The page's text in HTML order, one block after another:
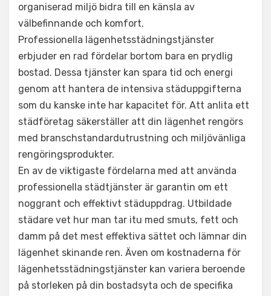
organiserad miljö bidra till en känsla av
välbefinnande och komfort.
Professionella lägenhetsstädningstjänster
erbjuder en rad fördelar bortom bara en prydlig
bostad. Dessa tjänster kan spara tid och energi
genom att hantera de intensiva städuppgifterna
som du kanske inte har kapacitet för. Att anlita ett
städföretag säkerställer att din lägenhet rengörs
med branschstandardutrustning och miljövänliga
rengöringsprodukter.
En av de viktigaste fördelarna med att använda
professionella städtjänster är garantin om ett
noggrant och effektivt städuppdrag. Utbildade
städare vet hur man tar itu med smuts, fett och
damm på det mest effektiva sättet och lämnar din
lägenhet skinande ren. Även om kostnaderna för
lägenhetsstädningstjänster kan variera beroende
på storleken på din bostadsyta och de specifika